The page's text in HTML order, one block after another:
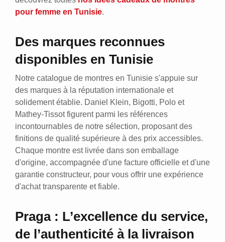
pour femme en Tunisie.
Des marques reconnues
disponibles en Tunisie
Notre catalogue de montres en Tunisie s'appuie sur
des marques à la réputation internationale et
solidement établie. Daniel Klein, Bigotti, Polo et
Mathey-Tissot figurent parmi les références
incontournables de notre sélection, proposant des
finitions de qualité supérieure à des prix accessibles.
Chaque montre est livrée dans son emballage
d'origine, accompagnée d'une facture officielle et d'une
garantie constructeur, pour vous offrir une expérience
d'achat transparente et fiable.
Praga : L’excellence du service,
de l’authenticité à la livraison